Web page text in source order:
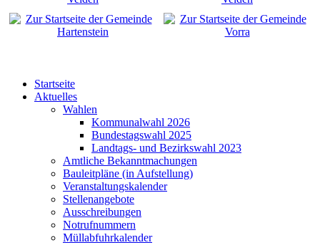
Startseite
Aktuelles
Wahlen
Kommunalwahl 2026
Bundestagswahl 2025
Landtags- und Bezirkswahl 2023
Amtliche Bekanntmachungen
Bauleitpläne (in Aufstellung)
Veranstaltungskalender
Stellenangebote
Ausschreibungen
Notrufnummern
Müllabfuhrkalender